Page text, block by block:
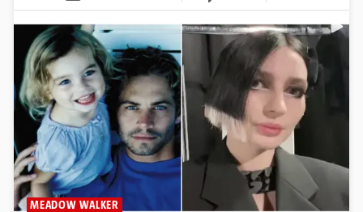
MEADOW WALKER